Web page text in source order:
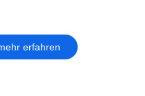
erfahren